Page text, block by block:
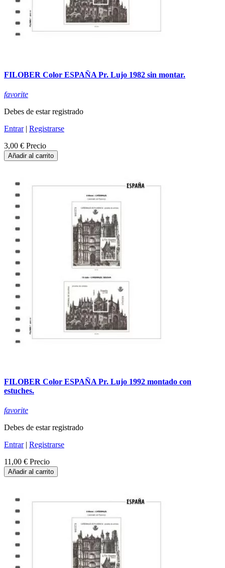
FILOBER Color ESPAÑA Pr. Lujo 1982 sin montar.
favorite
Debes de estar registrado
Entrar| Registrarse
3,00 € Precio
Añadir al carrito
FILOBER Color ESPAÑA Pr. Lujo 1992 montado con
estuches.
favorite
Debes de estar registrado
Entrar| Registrarse
11,00 € Precio
Añadir al carrito